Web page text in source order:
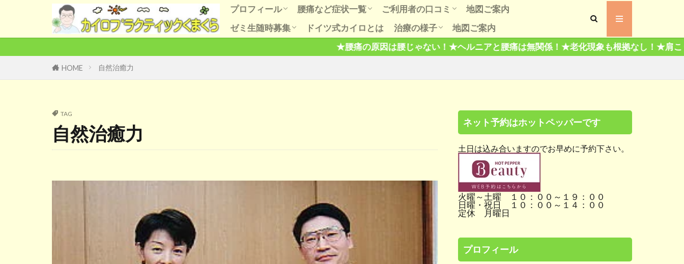
プロフィール
初めての方へ
お知らせ
腰痛など症状一覧
もっとＱ＆Ａ
腰、股関節での会話
肩こり五十肩は肩だけもんでも治ら
ダイエットの話
肩治療での会話
膝関節痛、歳のせいも根拠なし。
膝治療での会話
病は気から、気とは何？
ご利用者の口コミ
ご利用者の喜びの声
腰肩膝など口コミ 評判
骨盤や出産の口コミ評判
地図ご案内
ゼミ生随時募集
六ヶ月間の講習で本当に治せる技術
を習得します。
ドイツ式カイロとは 治療の様子
芸能、スポーツ、有名人交遊録
趣味と健康
地図ご案内
★腰痛の原因は腰じゃない！★ヘルニアと腰痛は無関係！★老化現象も根拠なし！★肩こりは肩だけもんでも治
HOME 自然治癒力
TAG
自然治癒力 ネット予約はホットペッパーです
土日は込み合いますのでお早めに予約下さい。
火曜～土曜 １０：００～１９：００
日曜・祝日 １０：００～１４：００
定休 月曜日
プロフィール